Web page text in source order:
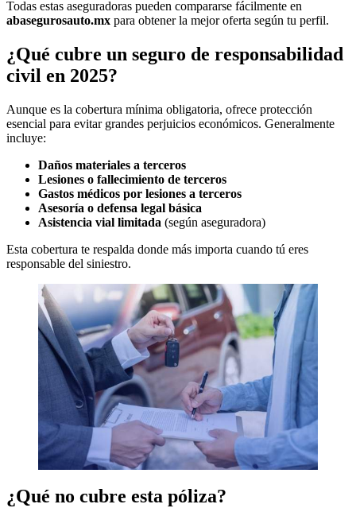
Todas estas aseguradoras pueden compararse fácilmente en
abasegurosauto.mx para obtener la mejor oferta según tu perfil.
¿Qué cubre un seguro de responsabilidad
civil en 2025?
Aunque es la cobertura mínima obligatoria, ofrece protección
esencial para evitar grandes perjuicios económicos. Generalmente
incluye:
Daños materiales a terceros
Lesiones o fallecimiento de terceros
Gastos médicos por lesiones a terceros
Asesoría o defensa legal básica
Asistencia vial limitada (según aseguradora)
Esta cobertura te respalda donde más importa cuando tú eres
responsable del siniestro.
¿Qué no cubre esta póliza?